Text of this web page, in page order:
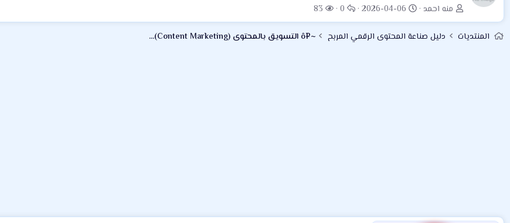
ب
ا
د
منه احمد
ت
ا
ر
2026-04-06
ا
ل
ر
0
ا
ل
م
83
المنتديات دليل صناعة المحتوى الرقمي المربح ~¤ô التسويق بالمحتوى (Content Marketing) ô¤~